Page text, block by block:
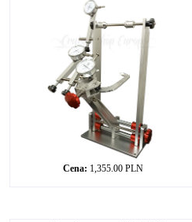
Cena: 1,355.00 PLN